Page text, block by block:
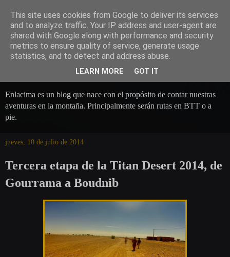
Enlacima es un blog que nace con el propósito de contar nuestras
aventuras en la montaña. Principalmente serán rutas en BTT o a
pie.
jueves, 10 de julio de 2014
Tercera etapa de la Titan Desert 2014, de
Gourrama a Boudnib
This site uses cookies from Google to deliver its services
and to analyze traffic. Your IP address and user-agent are
shared with Google along with performance and security
metrics to ensure quality of service, generate usage
statistics, and to detect and address abuse.
LEARN MORE GOT IT